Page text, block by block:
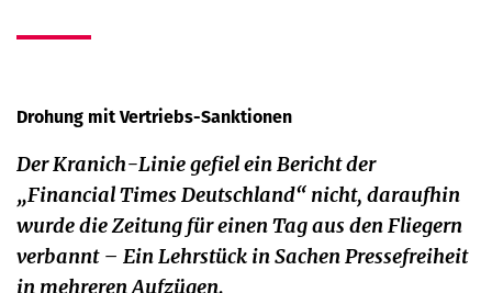
Drohung mit Vertriebs-Sanktionen
Der Kranich-Linie gefiel ein Bericht der
„Financial Times Deutschland“ nicht, daraufhin
wurde die Zeitung für einen Tag aus den Fliegern
verbannt – Ein Lehrstück in Sachen Pressefreiheit
in mehreren Aufzügen.